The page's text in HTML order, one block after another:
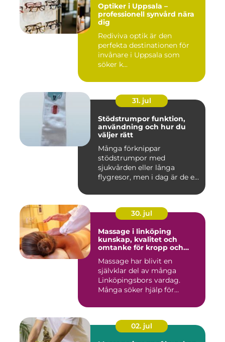
Optiker i Uppsala –
professionell synvård nära
dig
Rediviva optik är den
perfekta destinationen för
invånare i Uppsala som
söker k...
31. jul
Stödstrumpor funktion,
användning och hur du
väljer rätt
Många förknippar
stödstrumpor med
sjukvården eller långa
flygresor, men i dag är de ett
30. jul
Massage i linköping
kunskap, kvalitet och
omtanke för kropp och
Massage har blivit en
självklar del av många
Linköpingsbors vardag.
Många söker hjälp för
02. jul